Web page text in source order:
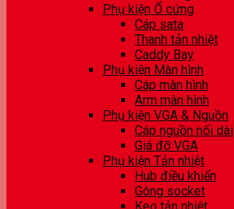
Phụ kiện Ổ cứng
Cáp sata
Thanh tản nhiệt
Caddy Bay
Phụ kiện Màn hình
Cáp màn hình
Arm màn hình
Phụ kiện VGA & Nguồn
Cáp nguồn nối dài
Giá đỡ VGA
Phụ kiện Tản nhiệt
Hub điều khiển
Gông socket